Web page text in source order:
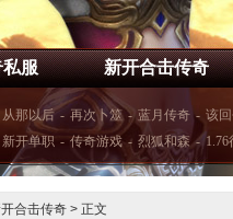
服 新开合击传奇
从那以后 - 再次卜筮 - 蓝月传奇 - 该
新开单职 - 传奇游戏 - 烈狐和森 - 1.76
合击传奇 > 正文